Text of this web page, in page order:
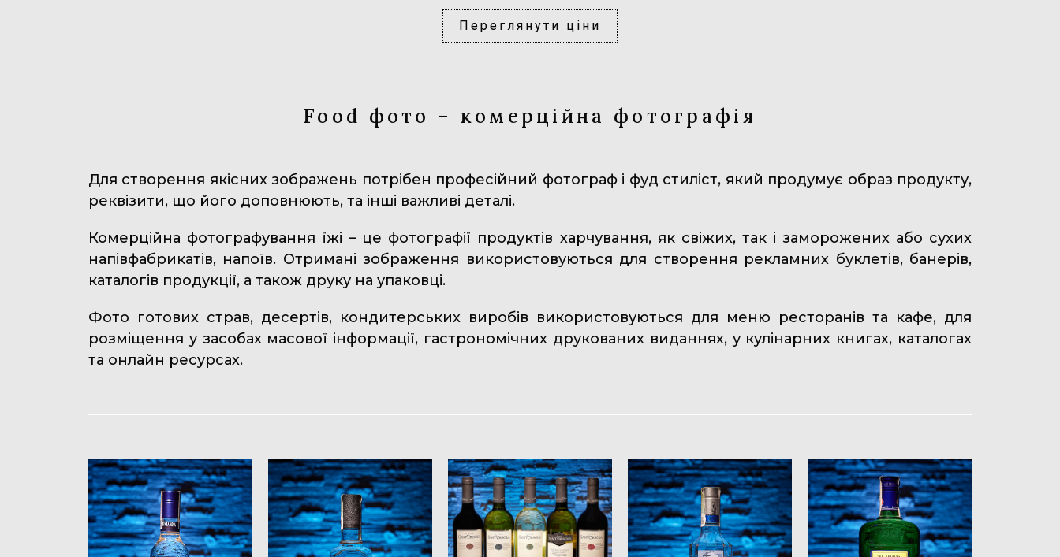
Переглянути ціни
Food фото – комерційна фотографія
Для створення якісних зображень потрібен професійний фотограф і фуд стиліст, який продумує образ продукту,
реквізити, що його доповнюють, та інші важливі деталі.
Комерційна фотографування їжі – це фотографії продуктів харчування, як свіжих, так і заморожених або сухих
напівфабрикатів, напоїв. Отримані зображення використовуються для створення рекламних буклетів, банерів,
каталогів продукції, а також друку на упаковці.
Фото готових страв, десертів, кондитерських виробів використовуються для меню ресторанів та кафе, для
розміщення у засобах масової інформації, гастрономічних друкованих виданнях, у кулінарних книгах, каталогах
та онлайн ресурсах.